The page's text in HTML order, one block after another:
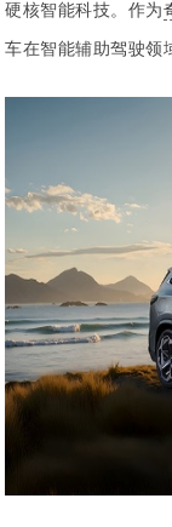
硬核智能科技。作为
车在智能辅助驾驶领